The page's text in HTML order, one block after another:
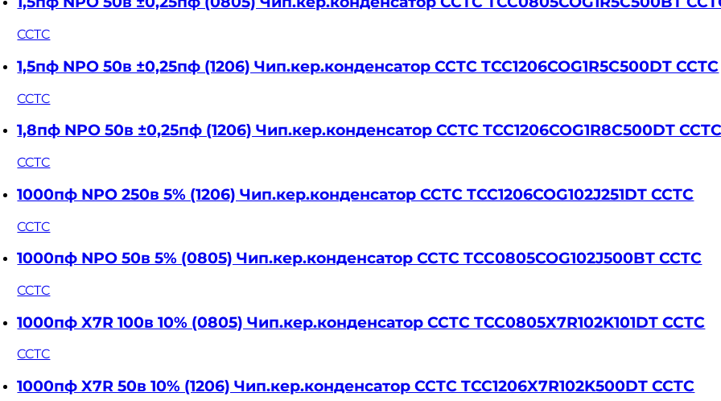
CCTC
1,5пф NPO 50в ±0,25пф (1206) Чип.кер.конденсатор CCTC TCC1206COG1R5C500DT CCTC
CCTC
1,8пф NPO 50в ±0,25пф (1206) Чип.кер.конденсатор CCTC TCC1206COG1R8C500DT
CCTC
1000пф NPO 250в 5% (1206) Чип.кер.конденсатор CCTC TCC1206COG102J251DT CCTC
CCTC
1000пф NPO 50в 5% (0805) Чип.кер.конденсатор CCTC TCC0805COG102J500BT CCTC
CCTC
1000пф X7R 100в 10% (0805) Чип.кер.конденсатор CCTC TCC0805X7R102K101DT CCTC
CCTC
1000пф X7R 50в 10% (1206) Чип.кер.конденсатор CCTC TCC1206X7R102K500DT CCTC